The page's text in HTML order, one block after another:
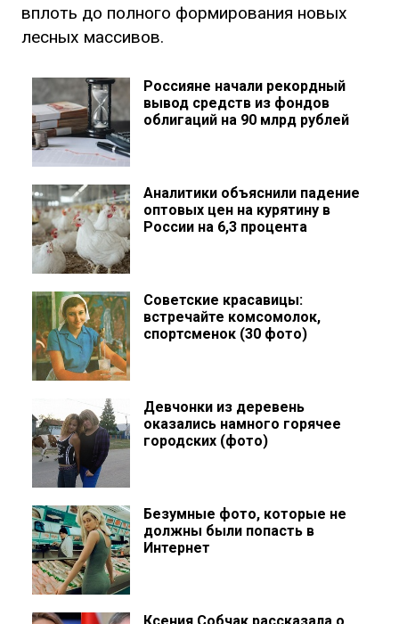
вплоть до полного формирования новых
лесных массивов.
Россияне начали рекордный
вывод средств из фондов
облигаций на 90 млрд рублей
Аналитики объяснили падение
оптовых цен на курятину в
России на 6,3 процента
Советские красавицы:
встречайте комсомолок,
спортсменок (30 фото)
Девчонки из деревень
оказались намного горячее
городских (фото)
Безумные фото, которые не
должны были попасть в
Интернет